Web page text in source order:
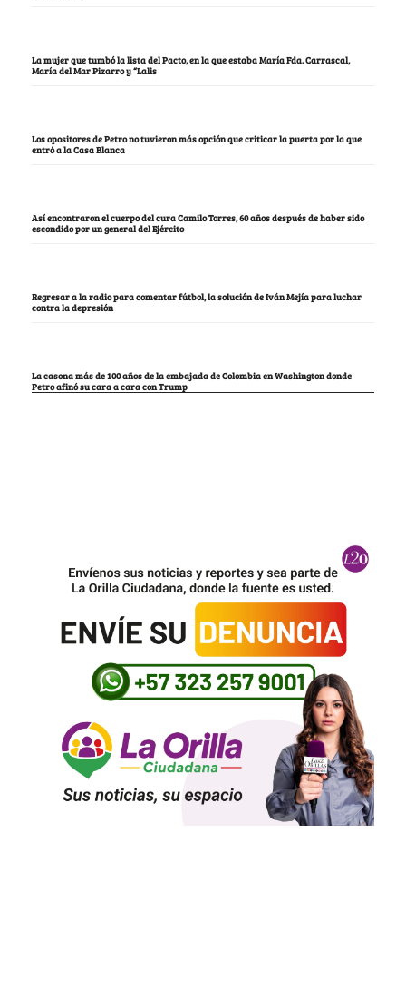
La mujer que tumbó la lista del Pacto, en la que estaba María Fda. Carrascal,
María del Mar Pizarro y “Lalis
Los opositores de Petro no tuvieron más opción que criticar la puerta por la que
entró a la Casa Blanca
Así encontraron el cuerpo del cura Camilo Torres, 60 años después de haber sido
escondido por un general del Ejército
Regresar a la radio para comentar fútbol, la solución de Iván Mejía para luchar
contra la depresión
La casona más de 100 años de la embajada de Colombia en Washington donde
Petro afinó su cara a cara con Trump